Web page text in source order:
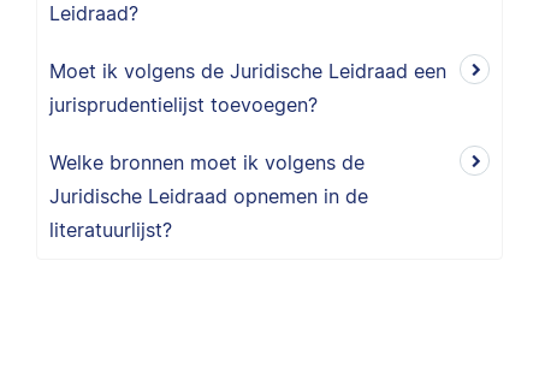
Leidraad?
Moet ik volgens de Juridische Leidraad een
jurisprudentielijst toevoegen?
Welke bronnen moet ik volgens de
Juridische Leidraad opnemen in de
literatuurlijst?